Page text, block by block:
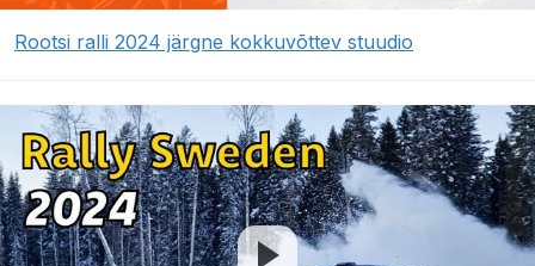
Rootsi ralli 2024 järgne kokkuvõttev stuudio